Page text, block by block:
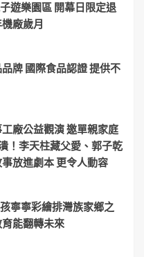
遊樂園區 開幕日限定退
廠歲月
牌 國際食品認證 提供不
廠公益觀演 邀單親家庭
！李天柱藏父愛、郭子乾
放進劇本 更令人動容
寧寧彩繪排灣族家鄉之
能翻轉未來